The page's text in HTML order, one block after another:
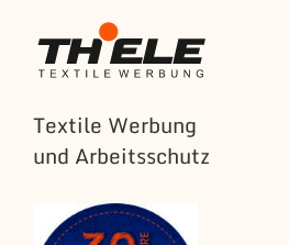
Textile Werbung
und Arbeitsschutz